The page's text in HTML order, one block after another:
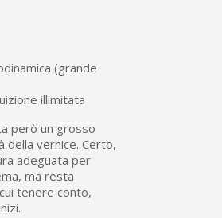
(grande
illimitata
però un grosso
della vernice. Certo,
adeguata per
ma resta
tenere conto,